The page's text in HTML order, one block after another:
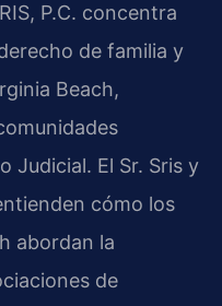
P.C. concentra
de familia y
Beach,
Judicial. El Sr. Sris y
cómo los
abordan la
de